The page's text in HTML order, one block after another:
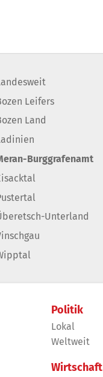
Leifers
Land
Burggrafenamt
Unterland
Politik
Lokal
Weltweit
Wirtschaft